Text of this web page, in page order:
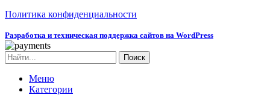
Политика конфиденциальности
Разработка и техническая поддержка сайтов на WordPress
Поиск
Меню
Категории